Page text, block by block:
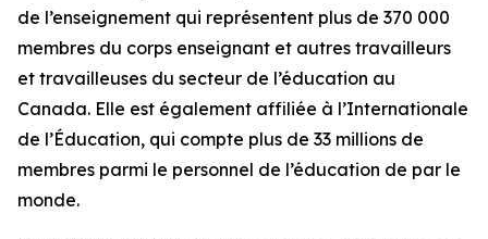
de l’enseignement qui représentent plus de 370 000
membres du corps enseignant et autres travailleurs
et travailleuses du secteur de l’éducation au
Canada. Elle est également affiliée à l’Internationale
de l’Éducation, qui compte plus de 33 millions de
membres parmi le personnel de l’éducation de par le
monde.